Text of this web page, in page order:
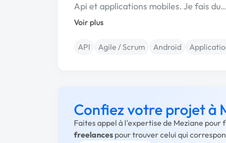
Api et applications mobiles. Je fais du…
Voir plus
API Agile / Scrum Android
Confiez votre projet à
Faites appel à l'expertise de Meziane
freelances pour trouver celui qui